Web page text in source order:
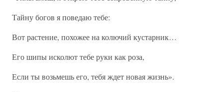
Тайну богов я поведаю тебе:
Вот растение, похожее на колючий кустарник…
Его шипы исколют тебе руки как роза,
Если ты возьмешь его, тебя ждет новая жизнь».